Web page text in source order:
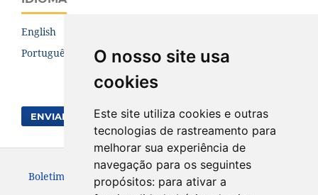
O nosso site usa
cookies
Este site utiliza cookies e outras
tecnologias de rastreamento para
melhorar sua experiência de
navegação para os seguintes
propósitos: para ativar a
English
Português (Brasil)
ENVIAR SUBMISSÃO
Boletim de Ciências Geodésicas. ISSN: 1982-2170